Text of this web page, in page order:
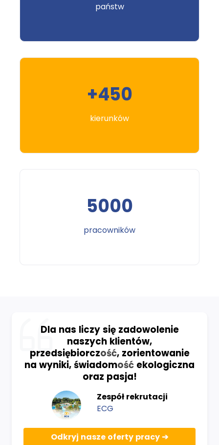
państw
+450
kierunków
5000
pracowników
Dla nas liczy się zadowolenie
naszych klientów,
przedsiębiorczość, zorientowanie
na wyniki, świadomość ekologiczna
oraz pasja!
Zespół rekrutacji
ECG
Odkryj nasze oferty pracy